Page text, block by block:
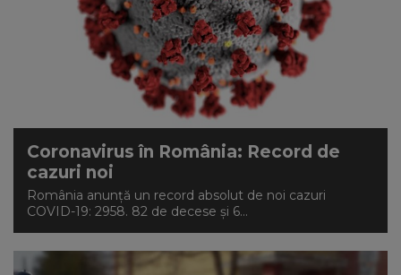
Coronavirus în România: Record de
cazuri noi
România anunță un record absolut de noi cazuri
COVID-19: 2958. 82 de decese și 6...